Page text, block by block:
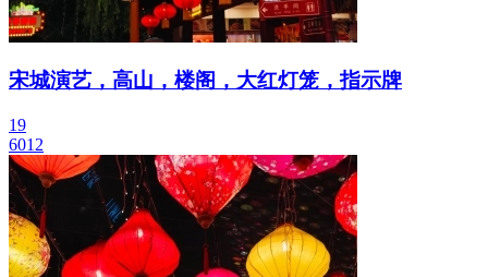
宋城演艺，高山，楼阁，大红灯笼，指示牌
19
6012